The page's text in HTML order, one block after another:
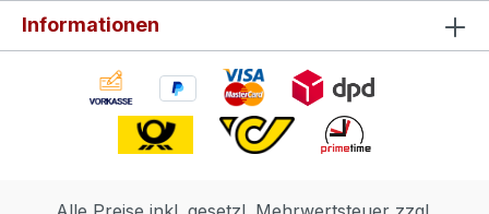
Informationen